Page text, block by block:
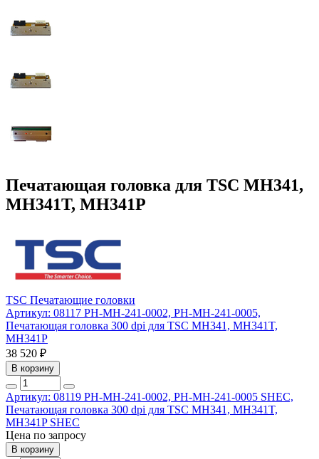
Печатающая головка для TSC MH341,
MH341T, MH341P
TSC Печатающие головки
Артикул: 08117 PH-MH-241-0002, PH-MH-241-0005,
Печатающая головка 300 dpi для TSC MH341, MH341T,
MH341P
38 520 ₽
В корзину
Артикул: 08119 PH-MH-241-0002, PH-MH-241-0005 SHEC,
Печатающая головка 300 dpi для TSC MH341, MH341T,
MH341P SHEC
Цена по запросу
В корзину